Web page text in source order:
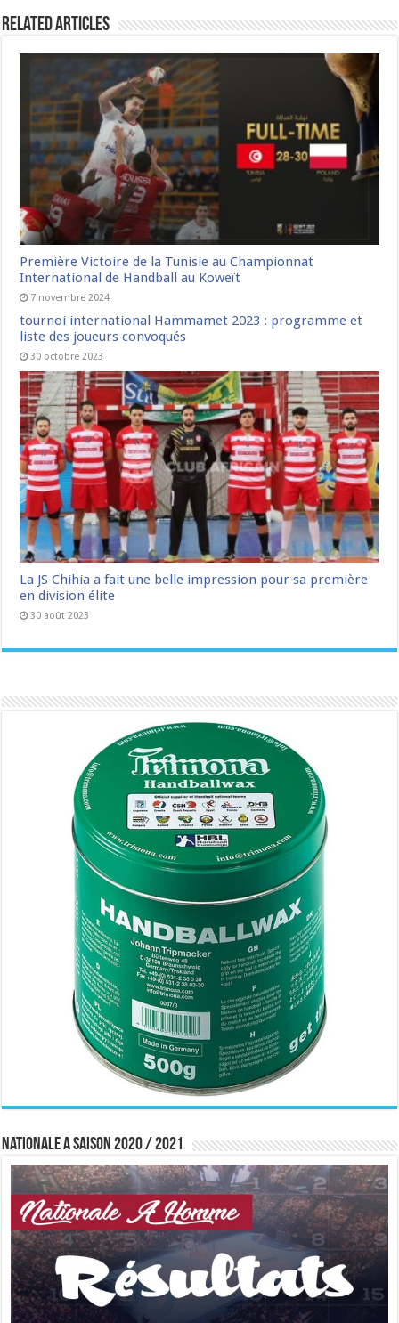
Related Articles
Première Victoire de la Tunisie au Championnat
International de Handball au Koweït
7 novembre 2024
tournoi international Hammamet 2023 : programme et
liste des joueurs convoqués
30 octobre 2023
La JS Chihia a fait une belle impression pour sa première
en division élite
30 août 2023
Nationale A saison 2020 / 2021